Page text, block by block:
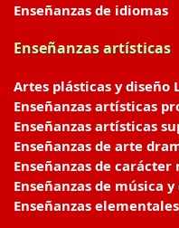
Enseñanzas de idiomas
Enseñanzas artísticas
Artes plásticas y diseño
Enseñanzas artísticas
Enseñanzas artísticas
Enseñanzas de arte
Enseñanzas de
Enseñanzas de música y
Enseñanzas